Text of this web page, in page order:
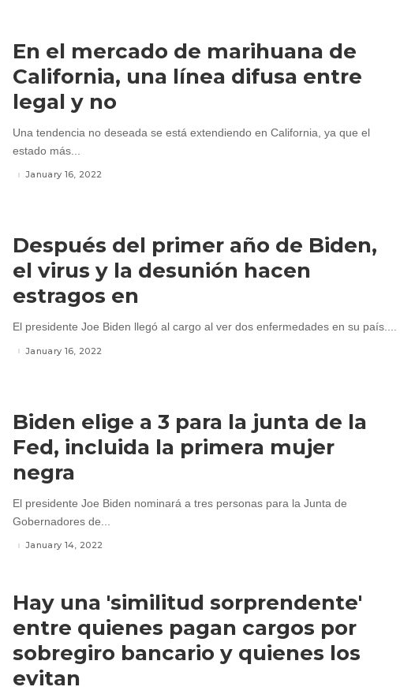
En el mercado de marihuana de
California, una línea difusa entre
legal y no
Una tendencia no deseada se está extendiendo en California, ya que el
estado más...
January 16, 2022
Después del primer año de Biden,
el virus y la desunión hacen
estragos en
El presidente Joe Biden llegó al cargo al ver dos enfermedades en su país....
January 16, 2022
Biden elige a 3 para la junta de la
Fed, incluida la primera mujer
negra
El presidente Joe Biden nominará a tres personas para la Junta de
Gobernadores de...
January 14, 2022
Hay una 'similitud sorprendente'
entre quienes pagan cargos por
sobregiro bancario y quienes los
evitan